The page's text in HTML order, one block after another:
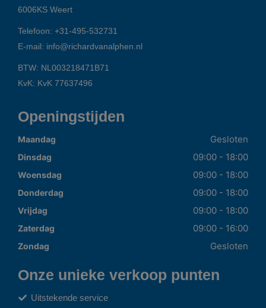
6006KS Weert
Telefoon: +31-495-532731
E-mail: info@richardvanalphen.nl
BTW: NL003218471B71
KvK: KvK 77637496
Openingstijden
Maandag Gesloten
Dinsdag 09:00 - 18:00
Woensdag 09:00 - 18:00
Donderdag 09:00 - 18:00
Vrijdag 09:00 - 18:00
Zaterdag 09:00 - 16:00
Zondag Gesloten
Onze unieke verkoop punten
Uitstekende service